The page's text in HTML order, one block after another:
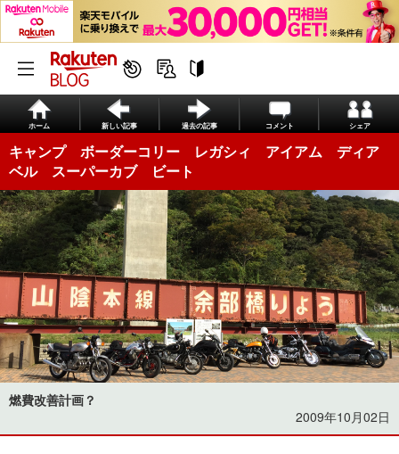
ホーム 新しい記事 過去の記事 コメント シェア
キャンプ ボーダーコリー レガシィ アイアム ディア
ベル スーパーカブ ビート
燃費改善計画？
2009年10月02日